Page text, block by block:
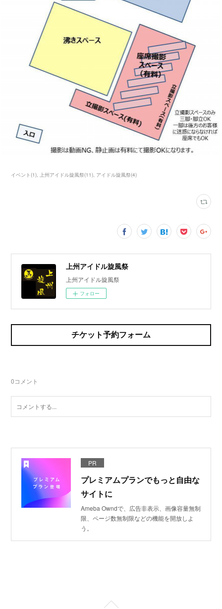
イベント(1) 上州アイドル旋風祭(11) アイドル旋風祭(4)
上州アイドル旋風祭
上州アイドル旋風祭
フォロー
チケット予約フォーム
0コメント
PR
プレミアムプランでもっと自由な
サイトに
Ameba Owndで、広告非表示、画像容量無制
限、ページ数無制限などの機能を開放しよ
う。